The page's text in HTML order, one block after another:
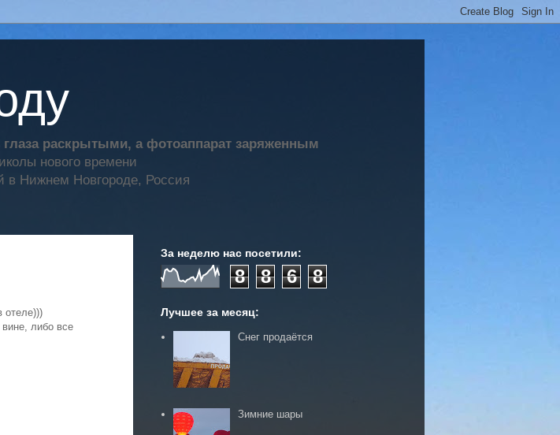
раскрытыми, а фотоаппарат заряженным
нового времени
в Нижнем Новгороде, Россия
отеле)))
либо все
За неделю нас посетили:
8 8 6 8
Лучшее за месяц:
Снег продаётся
Зимние шары